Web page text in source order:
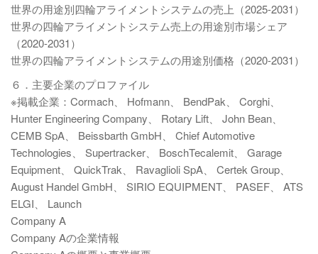
世界の用途別四輪アライメントシステムの売上（2025-2031）
世界の四輪アライメントシステム売上の用途別市場シェア
（2020-2031）
世界の四輪アライメントシステムの用途別価格（2020-2031）
６．主要企業のプロファイル
※掲載企業：Cormach、 Hofmann、 BendPak、 Corghi、
Hunter Engineering Company、 Rotary Lift、 John Bean、
CEMB SpA、 Beissbarth GmbH、 Chief Automotive
Technologies、 Supertracker、 BoschTecalemit、 Garage
Equipment、 QuickTrak、 Ravaglioli SpA、 Certek Group、
August Handel GmbH、 SIRIO EQUIPMENT、 PASEF、 ATS
ELGI、 Launch
Company A
Company Aの企業情報